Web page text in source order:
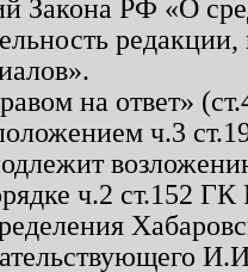
Закона РФ «О
на ответ»
ч.3
ч.2 ст.152